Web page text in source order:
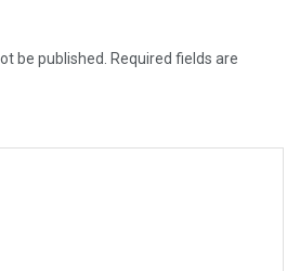
be published.
Required fields are